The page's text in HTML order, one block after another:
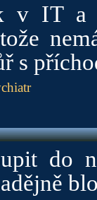
v IT a
s
do